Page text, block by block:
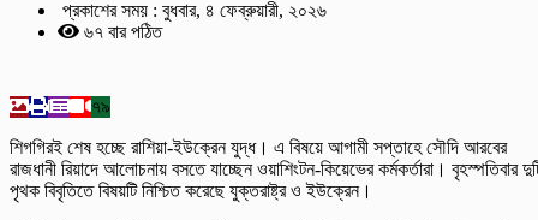
প্রকাশের সময় : বুধবার, ৪ ফেব্রুয়ারী, ২০২৬
৬৭ বার পঠিত
৭৯
শিগগিরই শেষ হচ্ছে রাশিয়া-ইউক্রেন যুদ্ধ। এ বিষয়ে আগামী সপ্তাহে সৌদি আরবের
রাজধানী রিয়াদে আলোচনায় বসতে যাচ্ছেন ওয়াশিংটন-কিয়েভের কর্মকর্তারা। বৃহস্পতিবার
পৃথক বিবৃতিতে বিষয়টি নিশ্চিত করেছে যুক্তরাষ্ট্র ও ইউক্রেন।